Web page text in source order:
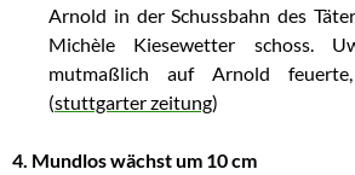
Arnold in der Schussbahn des
Michèle Kiesewetter schoss.
mutmaßlich auf Arnold feuerte,
(stuttgarter zeitung)
4. Mundlos wächst um 10 cm